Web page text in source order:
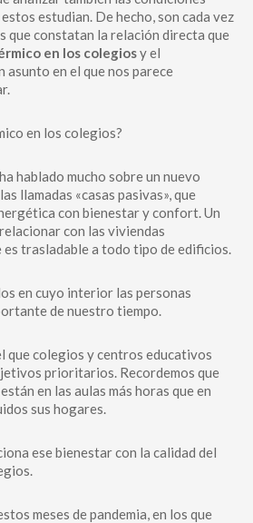
estudian. De hecho, son cada vez
que constatan la relación directa que
en los colegiosy el
asunto en el que nos parece
en los colegios?
hablado mucho sobre un nuevo
llamadas «casas pasivas», que
con bienestar y confort. Un
con las viviendas
es trasladable a todo tipo de edificios.
en cuyo interior las personas
de nuestro tiempo.
que colegios y centros educativos
prioritarios. Recordemos que
en las aulas más horas que en
sus hogares.
ese bienestar con la calidad del
meses de pandemia, en los que